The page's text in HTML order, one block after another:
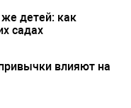
детей: как
садах
влияют на